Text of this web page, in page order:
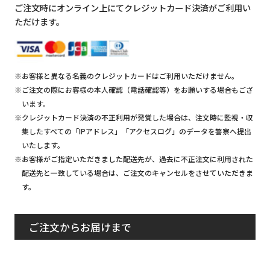
ご注文時にオンライン上にてクレジットカード決済がご利用い
ただけます。
※お客様と異なる名義のクレジットカードはご利用いただけません。
※ご注文の際にお客様の本人確認（電話確認等）をお願いする場合もござ
います。
※クレジットカード決済の不正利用が発覚した場合は、注文時に監視・収
集したすべての「IPアドレス」「アクセスログ」のデータを警察へ提出
いたします。
※お客様がご指定いただきました配送先が、過去に不正注文に利用された
配送先と一致している場合は、ご注文のキャンセルをさせていただきま
す。
ご注文からお届けまで